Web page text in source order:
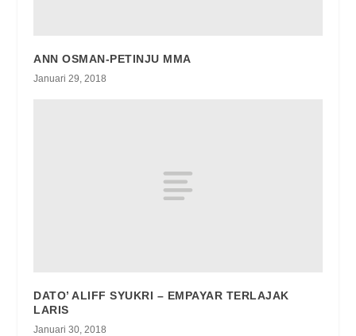
ANN OSMAN-PETINJU MMA
Januari 29, 2018
DATO’ ALIFF SYUKRI – EMPAYAR TERLAJAK
LARIS
Januari 30, 2018